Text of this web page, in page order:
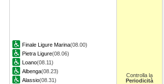
Finale Ligure Marina(08.00)
Pietra Ligure(08.06)
Loano(08.11)
Albenga(08.23)
Alassio(08.31)
Controlla la
Periodicità